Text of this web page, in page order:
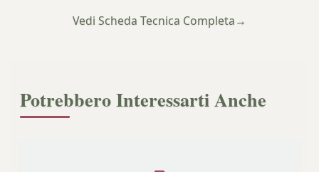
Vedi Scheda Tecnica Completa→
Potrebbero Interessarti Anche